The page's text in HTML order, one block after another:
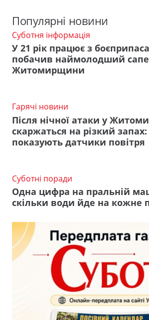
Популярні новини
Суботня інформація
У 21 рік працює з
побачив наймолодший
Житомирщини
Гарячі новини
Після нічної атаки у
скаржаться на різкий
показують датчики повітря
Суботні поради
Одна цифра на пральній
скільки води йде на кожне